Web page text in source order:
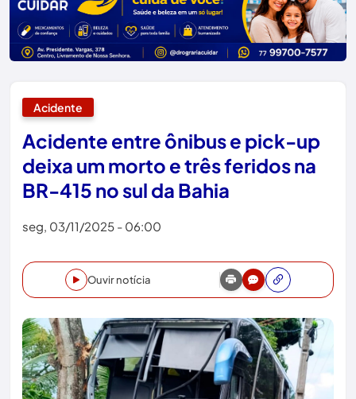
Acidente
Acidente entre ônibus e pick-up
deixa um morto e três feridos na
BR-415 no sul da Bahia
seg, 03/11/2025 - 06:00
Ouvir notícia